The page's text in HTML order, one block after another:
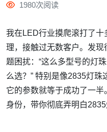
1980次阅读
我在LED行业摸爬滚打了
理，接触过无数客户。发现
题困扰：“这么多型号的灯
么选？” 特别是像2835灯
它的参数就等于成功了一
身份，带你彻底弄明白2835